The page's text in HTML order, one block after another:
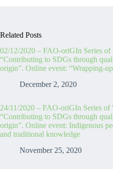
Related Posts
02/12/2020 – FAO-oriGIn Series of
“Contributing to SDGs through
origin”. Online event: “Wrapping-
December 2, 2020
24/11/2020 – FAO-oriGIn Series of
“Contributing to SDGs through
origin”. Online event: Indigenous
and traditional knowledge
November 25, 2020